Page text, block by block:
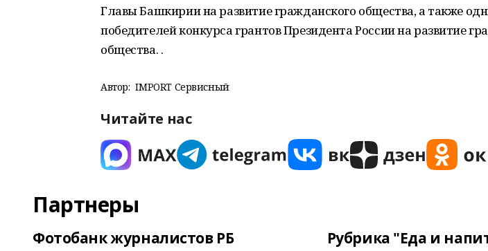
Главы Башкирии на развитие гражданского общества, а также
победителей конкурса грантов Президента России на развитие
общества. .
Автор: IMPORT Сервисный
Читайте нас
Партнеры
Фотобанк журналистов РБ Рубрика "Еда и